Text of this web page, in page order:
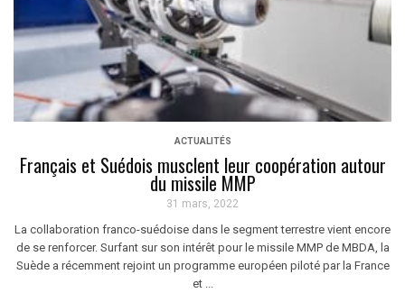
ACTUALITÉS
Français et Suédois musclent leur coopération autour
du missile MMP
31 mars, 2022
La collaboration franco-suédoise dans le segment terrestre vient encore
de se renforcer. Surfant sur son intérêt pour le missile MMP de MBDA, la
Suède a récemment rejoint un programme européen piloté par la France
et ...